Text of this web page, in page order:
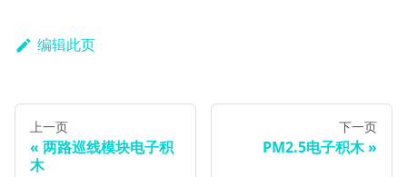
编辑此页
上一页
两路巡线模块电子积
木
下一页
PM2.5电子积木